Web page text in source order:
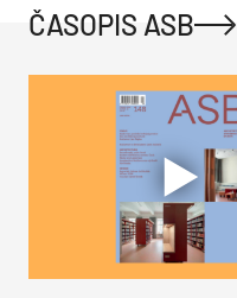
ČASOPIS ASB